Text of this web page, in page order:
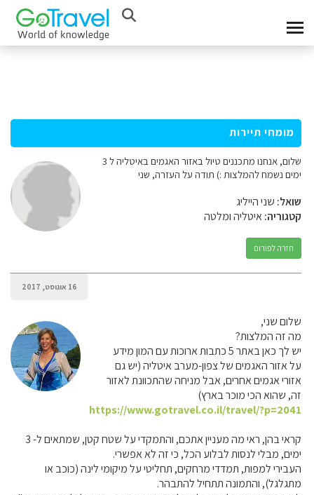
מומחי תיירות
שלום, אנחנו מתכננים טיול באזור האגמים באיטליה ל 3
ימים נשמח להמלצות :) תודה על העזרה, שני
שואל: שני הייליג
קטגוריה:איטליה ומלטה
חזרה לפורום
16 אוגוסט, 2017
שלום שני,
מה זה המלצות?
יש לך כאן באתר 5 כתבות ארוכות עם המון מידע
על אזור האגמים של צפון-מערב איטליה (יש גם
אזורי אגמים אחרים, אבל מניחה שהתכוונת לאזור
זה, שהוא הכי מוכר בארץ)
https://www.gotravel.co.il/travel/?p=2041
קראי בהן, ראי מה מעניין אתכם, והתמקדי על שטח קטן, שמתאים ל- 3
ימים, מבלי לנסות לבלוע הכל, כי זה לא אפשרי.
העבירי למפות, תמדדי מרחקים, תחליטי על מיקומי לינה (כוכב או
מתגלגל), והתמונה תתחיל להתבהר.